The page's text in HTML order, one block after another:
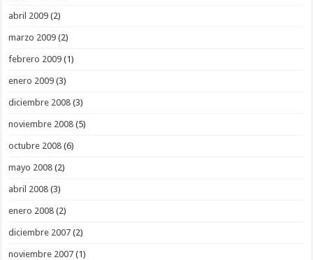
abril 2009 (2)
marzo 2009 (2)
febrero 2009 (1)
enero 2009 (3)
diciembre 2008 (3)
noviembre 2008 (5)
octubre 2008 (6)
mayo 2008 (2)
abril 2008 (3)
enero 2008 (2)
diciembre 2007 (2)
noviembre 2007 (1)